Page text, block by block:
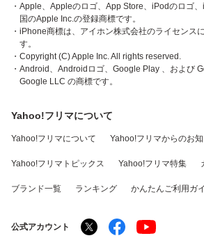
・Apple、Appleのロゴ、App Store、iPodのロゴ
国のApple Inc.の登録商標です。
・iPhone商標は、アイホン株式会社のライセンス
す。
・Copyright (C) Apple Inc. All rights reserved.
・Android、Androidロゴ、Google Play 、および
Google LLC の商標です。
Yahoo!フリマについて
Yahoo!フリマについて Yahoo!フリマからのお
Yahoo!フリマトピックス Yahoo!フリマ特集
ブランド一覧 ランキング かんたんご利用ガ
公式アカウント